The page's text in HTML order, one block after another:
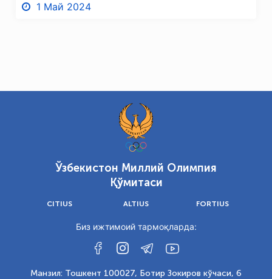
1 Май 2024
Ўзбекистон Миллий Олимпия
Қўмитаси
CITIUS ALTIUS FORTIUS
Биз ижтимоий тармоқларда:
Манзил: Тошкент 100027, Ботир Зокиров кўчаси, 6